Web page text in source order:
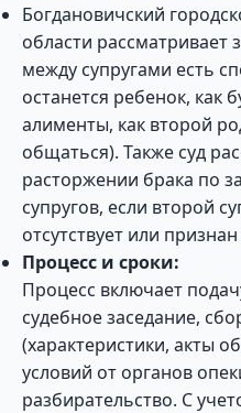
Богдановичский
области рассматривает
между супругами есть
останется ребенок, как
алименты, как второй
общаться). Также суд
расторжении брака по
супругов, если второй
отсутствует или
Процесс и сроки:
Процесс включает
судебное заседание,
(характеристики, акты
условий от органов
разбирательство. С